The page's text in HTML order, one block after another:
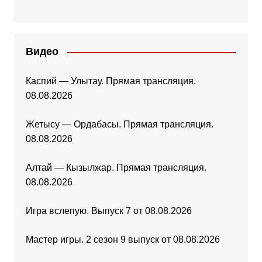
Видео
Каспий — Улытау. Прямая трансляция.
08.08.2026
Жетысу — Ордабасы. Прямая трансляция.
08.08.2026
Алтай — Кызылжар. Прямая трансляция.
08.08.2026
Игра вслепую. Выпуск 7 от 08.08.2026
Мастер игры. 2 сезон 9 выпуск от 08.08.2026